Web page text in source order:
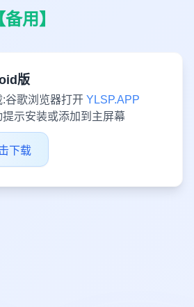
备用】
版
:谷歌浏览器打开 YLSP.APP
提示安装或添加到主屏幕
下载